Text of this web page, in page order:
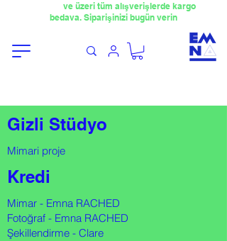
ve üzeri tüm alışverişlerde kargo
bedava. Siparişinizi bugün verin
Gizli Stüdyo
Mimari proje
Kredi
Mimar - Emna RACHED
Fotoğraf - Emna RACHED
Şekillendirme - Clare